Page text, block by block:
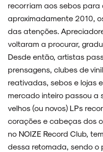
recorriam aos sebos
aproximadamente 2010,
das atenções.
voltaram a procurar,
Desde então, artistas
prensagens, clubes de
reativadas, sebos e lojas
mercado inteiro passou a
velhos (ou novos) LPs
corações e cabeças dos
no NOIZE Record Club,
dessa retomada, sendo o